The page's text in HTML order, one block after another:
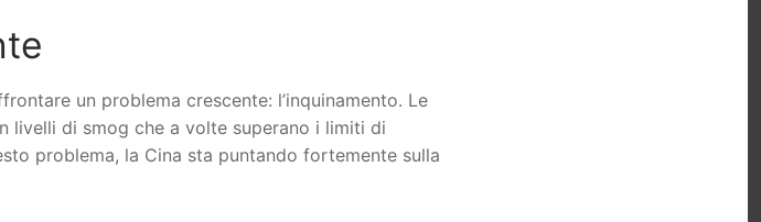
un problema crescente: l’inquinamento. Le
livelli di smog che a volte superano i limiti di
problema, la Cina sta puntando fortemente sulla